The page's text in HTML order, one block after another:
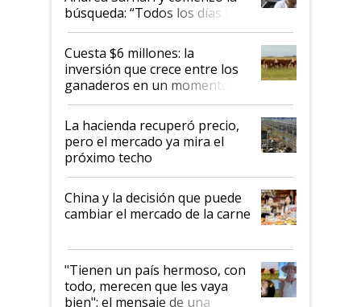
búsqueda: “Todos los días le
toca a algún productor”
Cuesta $6 millones: la
inversión que crece entre los
ganaderos en un momento
histórico para la actividad
La hacienda recuperó precio,
pero el mercado ya mira el
próximo techo
China y la decisión que puede
cambiar el mercado de la carne
"Tienen un país hermoso, con
todo, merecen que les vaya
bien": el mensaje de una